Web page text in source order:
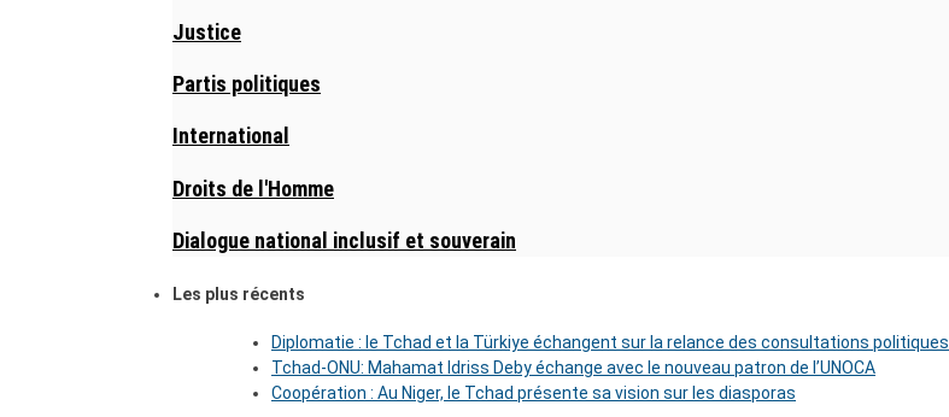
Justice
Partis politiques
International
Droits de l'Homme
Dialogue national inclusif et souverain
Les plus récents
Diplomatie : le Tchad et la Türkiye échangent sur la relance des consultations politiques
Tchad-ONU: Mahamat Idriss Deby échange avec le nouveau patron de l’UNOCA
Coopération : Au Niger, le Tchad présente sa vision sur les diasporas